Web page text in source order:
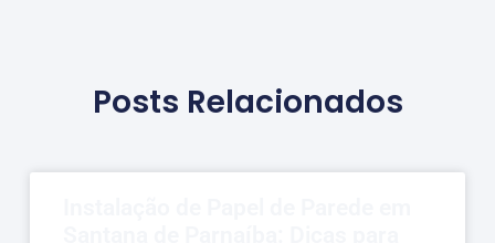
Posts Relacionados